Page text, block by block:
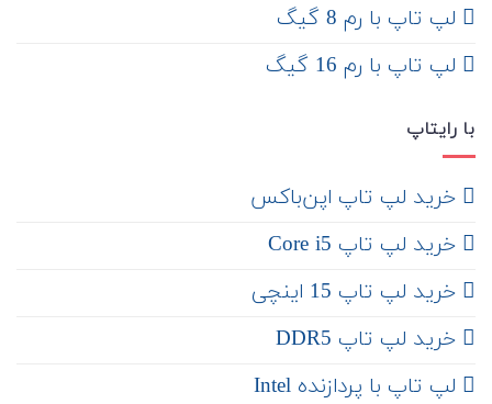
لپ تاپ با رم 8 گیگ
لپ تاپ با رم 16 گیگ
با رایتاپ
‌ خرید لپ تاپ اپن‌باکس
خرید لپ تاپ Core i5
‌‌ خرید لپ تاپ 15 اینچی
خرید لپ تاپ DDR5
لپ تاپ با پردازنده Intel